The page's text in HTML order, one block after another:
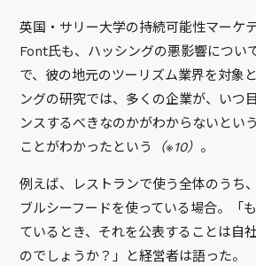
英国・サリー大学の持続可能性マーケ
Font氏も、ハッシングの悪影響につい
で、彼の地元のツーリズム業界を対象
ングの研究では、多くの企業が、いつ
ンスするべきなのかがわからないとい
ことがわかったという
（※10） 。
例えば、レストランで使う全体のうち
ブルシーフードを使っている場合。「
ているとき、それを公表することは自
のでしょうか？」と経営者は語った。